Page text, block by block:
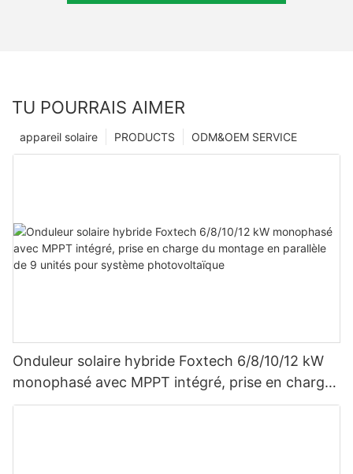
TU POURRAIS AIMER
ODM&OEM SERVICE
PRODUCTS
appareil solaire
Onduleur solaire hybride Foxtech 6/8/10/12 kW
monophasé avec MPPT intégré, prise en charge
du montage en parallèle de 9 unités pour